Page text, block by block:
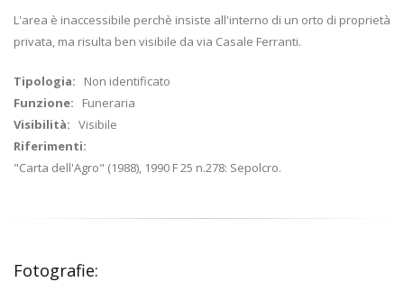
L'area è inaccessibile perchè insiste all'interno di un orto di proprietà
privata, ma risulta ben visibile da via Casale Ferranti.
Tipologia: Non identificato
Funzione: Funeraria
Visibilità: Visibile
Riferimenti:
"Carta dell'Agro" (1988), 1990 F 25 n.278: Sepolcro.
Fotografie: